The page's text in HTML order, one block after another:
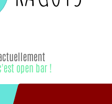
open bar !